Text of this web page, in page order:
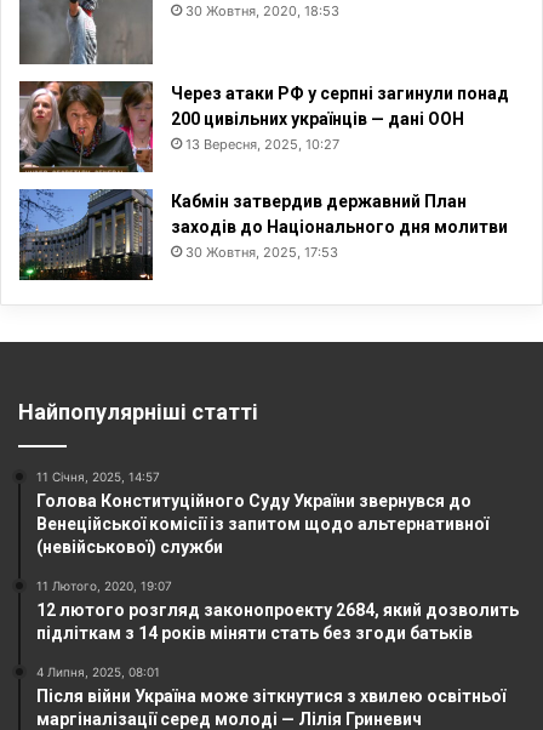
30 Жовтня, 2020, 18:53
Через атаки РФ у серпні загинули понад
200 цивільних українців — дані ООН
13 Вересня, 2025, 10:27
Кабмін затвердив державний План
заходів до Національного дня молитви
30 Жовтня, 2025, 17:53
Найпопулярніші статті
11 Січня, 2025, 14:57
Голова Конституційного Суду України звернувся до
Венеційської комісії із запитом щодо альтернативної
(невійськової) служби
11 Лютого, 2020, 19:07
12 лютого розгляд законопроекту 2684, який дозволить
підліткам з 14 років міняти стать без згоди батьків
4 Липня, 2025, 08:01
Після війни Україна може зіткнутися з хвилею освітньої
маргіналізації серед молоді — Лілія Гриневич